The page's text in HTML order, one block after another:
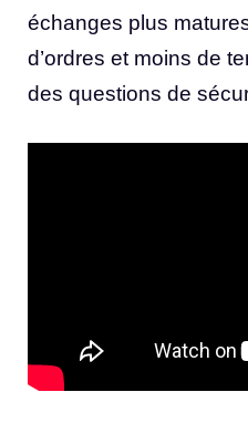
échanges plus
d’ordres et moins de
des questions de